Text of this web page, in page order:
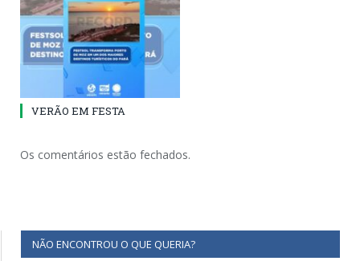
VERÃO EM FESTA
Os comentários estão fechados.
NÃO ENCONTROU O QUE QUERIA?